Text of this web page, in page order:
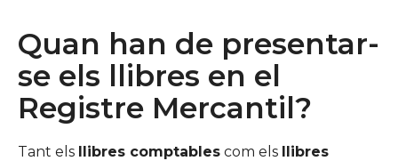
Quan han de presentar-
se els llibres en el
Registre Mercantil?
Tant els llibres comptables com els llibres